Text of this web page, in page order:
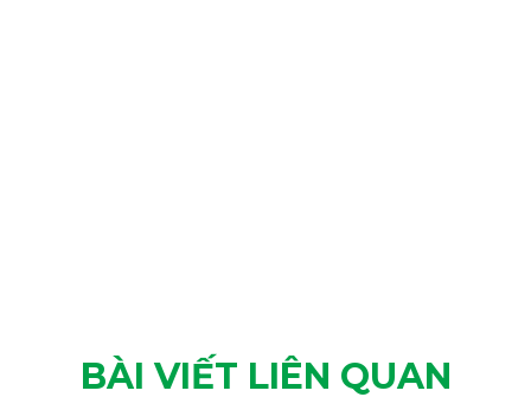
BÀI VIẾT LIÊN QUAN